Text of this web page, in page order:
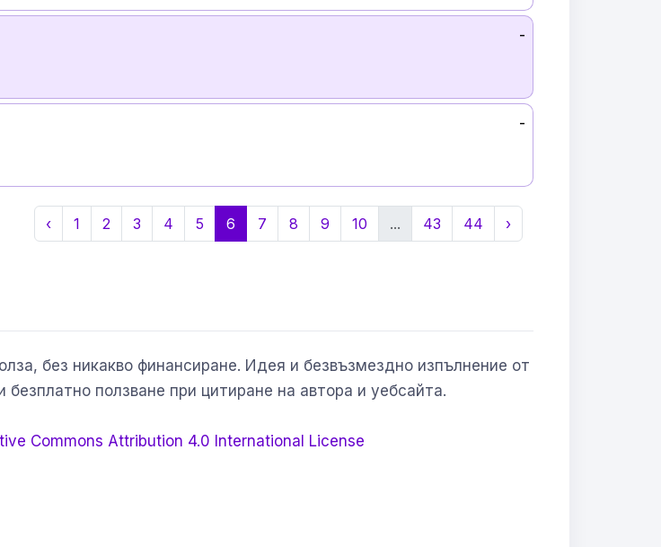
-
-
‹ 1 2 3 4 5 6 7 8 9 10 ... 43 44 ›
без никакво финансиране. Идея и безвъзмездно изпълнение от
безплатно ползване при цитиране на автора и уебсайта.
Commons Attribution 4.0 International License